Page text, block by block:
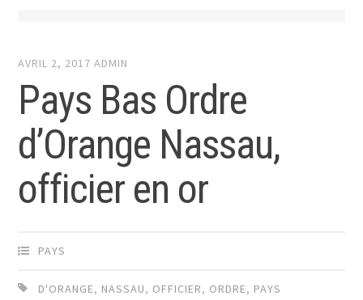
AVRIL 2, 2017 ADMIN
Pays Bas Ordre
d’Orange Nassau,
officier en or
PAYS
D'ORANGE, NASSAU, OFFICIER, ORDRE, PAYS